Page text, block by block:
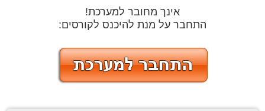
אינך מחובר למערכת!
התחבר על מנת להיכנס לקורסים: